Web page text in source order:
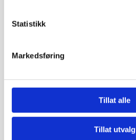
Statistikk
Markedsføring
Tillat alle
Tillat utvalg
Styremøte 3 2019
Styremøte 4 2019
Styremøte 5 2019
Styremøte 6 2019